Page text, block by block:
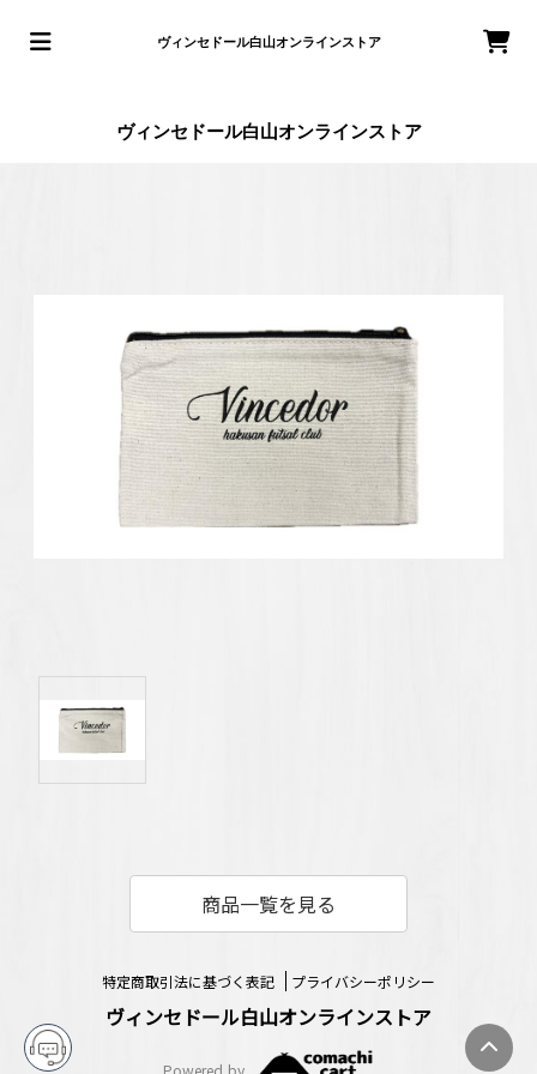
ヴィンセドール白山オンラインストア
ヴィンセドール白山オンラインストア
商品一覧を見る
特定商取引法に基づく表記 プライバシーポリシー
ヴィンセドール白山オンラインストア
Powered by